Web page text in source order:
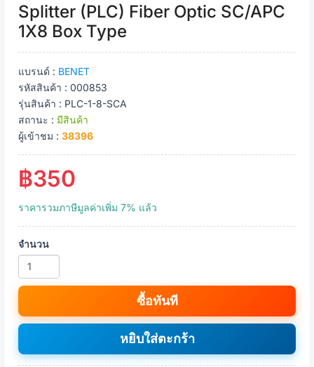
Splitter (PLC) Fiber Optic SC/APC
1X8 Box Type
แบรนด์ : BENET
รหัสสินค้า : 000853
รุ่นสินค้า : PLC-1-8-SCA
สถานะ : มีสินค้า
ผู้เข้าชม : 38396
฿350
ราคารวมภาษีมูลค่าเพิ่ม 7% แล้ว
จำนวน
ซื้อทันที
หยิบใส่ตะกร้า